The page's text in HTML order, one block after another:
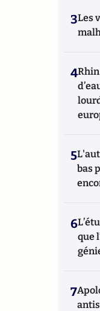
3Les
4Rhin
5
bas
6
que
7